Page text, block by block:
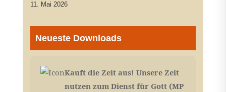
11. Mai 2026
Neueste Downloads
Kauft die Zeit aus! Unsere Zeit
nutzen zum Dienst für Gott (MP